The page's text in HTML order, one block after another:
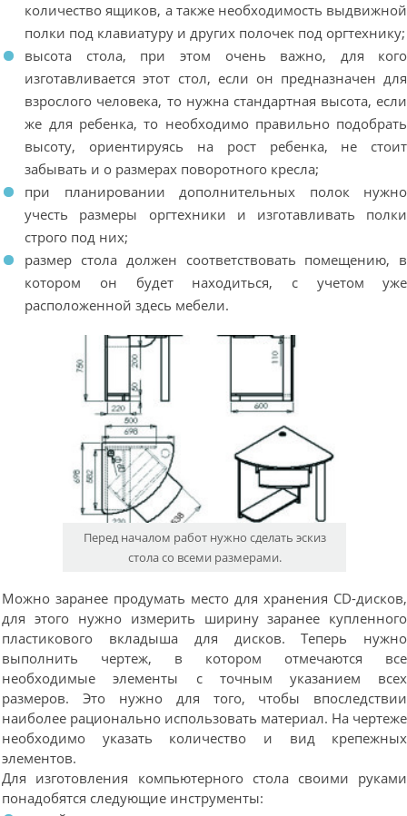
количество ящиков, а также необходимость выдвижной
полки под клавиатуру и других полочек под оргтехнику;
высота стола, при этом очень важно, для кого
изготавливается этот стол, если он предназначен для
взрослого человека, то нужна стандартная высота, если
же для ребенка, то необходимо правильно подобрать
высоту, ориентируясь на рост ребенка, не стоит
забывать и о размерах поворотного кресла;
при планировании дополнительных полок нужно
учесть размеры оргтехники и изготавливать полки
строго под них;
размер стола должен соответствовать помещению, в
котором он будет находиться, с учетом уже
расположенной здесь мебели.
Перед началом работ нужно сделать эскиз
стола со всеми размерами.
Можно заранее продумать место для хранения CD-дисков,
для этого нужно измерить ширину заранее купленного
пластикового вкладыша для дисков. Теперь нужно
выполнить чертеж, в котором отмечаются все
необходимые элементы с точным указанием всех
размеров. Это нужно для того, чтобы впоследствии
наиболее рационально использовать материал. На чертеже
необходимо указать количество и вид крепежных
элементов.
Для изготовления компьютерного стола своими руками
понадобятся следующие инструменты: